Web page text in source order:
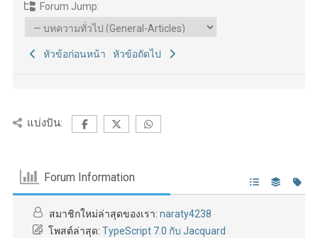
Forum Jump:
หัวข้อก่อนหน้า หัวข้อถัดไป
แบ่งปัน:
Forum Information
สมาชิกใหม่ล่าสุดของเรา: naraty4238
โพสต์ล่าสุด: TypeScript 7.0 กับ Jacquard